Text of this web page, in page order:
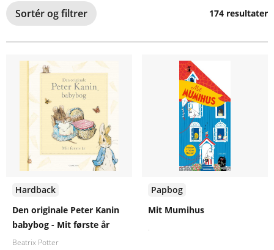
Sortér og filtrer 174 resultater
Hardback
Den originale Peter Kanin
babybog - Mit første år
Beatrix Potter
Papbog
Mit Mumihus
.